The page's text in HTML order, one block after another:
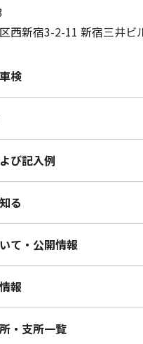
西新宿3-2-11 新宿三井ビ
検
び記入例
る
て・公開情報
報
・支所一覧